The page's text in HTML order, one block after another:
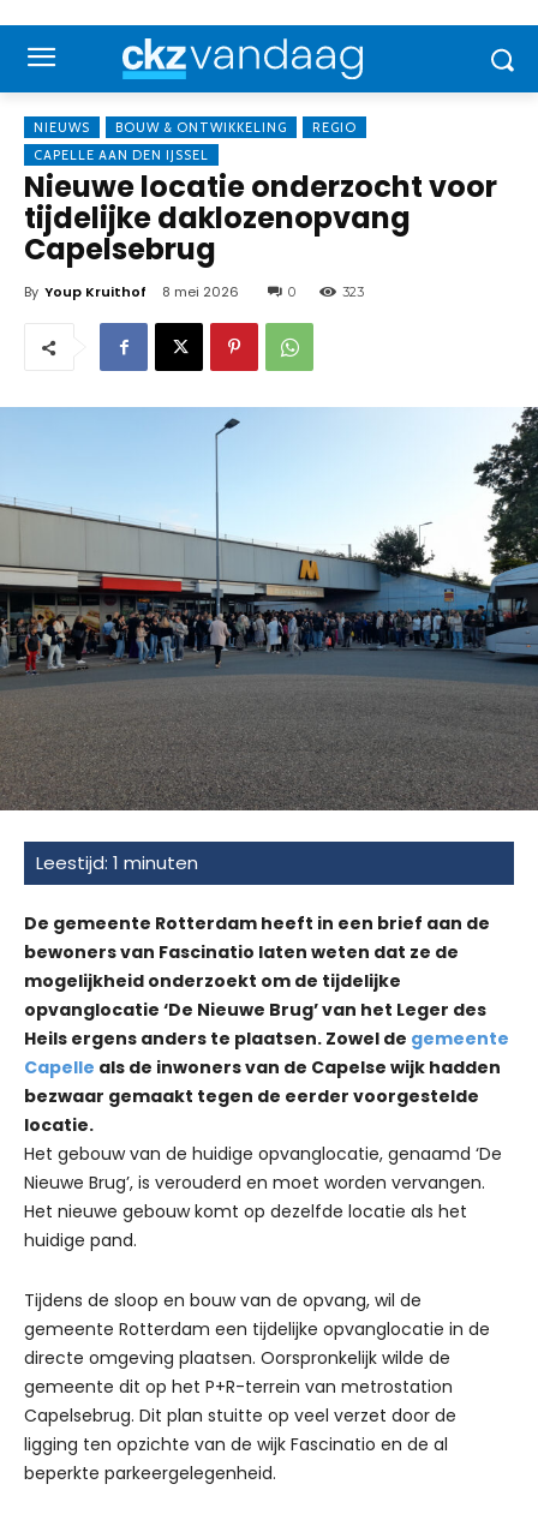
NIEUWS BOUW & ONTWIKKELING
REGIO
CAPELLE AAN DEN IJSSEL
Nieuwe locatie onderzocht voor
tijdelijke daklozenopvang
Capelsebrug
By Youp Kruithof 8 mei 2026 0 323
De gemeente Rotterdam heeft in een brief aan de
bewoners van Fascinatio laten weten dat ze de
mogelijkheid onderzoekt om de tijdelijke
opvanglocatie ‘De Nieuwe Brug’ van het Leger des
Heils ergens anders te plaatsen. Zowel de gemeente
Capelle als de inwoners van de Capelse wijk hadden
bezwaar gemaakt tegen de eerder voorgestelde
locatie.
Het gebouw van de huidige opvanglocatie, genaamd ‘De
Nieuwe Brug’, is verouderd en moet worden vervangen.
Het nieuwe gebouw komt op dezelfde locatie als het
huidige pand.
Tijdens de sloop en bouw van de opvang, wil de
gemeente Rotterdam een tijdelijke opvanglocatie in de
directe omgeving plaatsen. Oorspronkelijk wilde de
gemeente dit op het P+R-terrein van metrostation
Capelsebrug. Dit plan stuitte op veel verzet door de
ligging ten opzichte van de wijk Fascinatio en de al
beperkte parkeergelegenheid.